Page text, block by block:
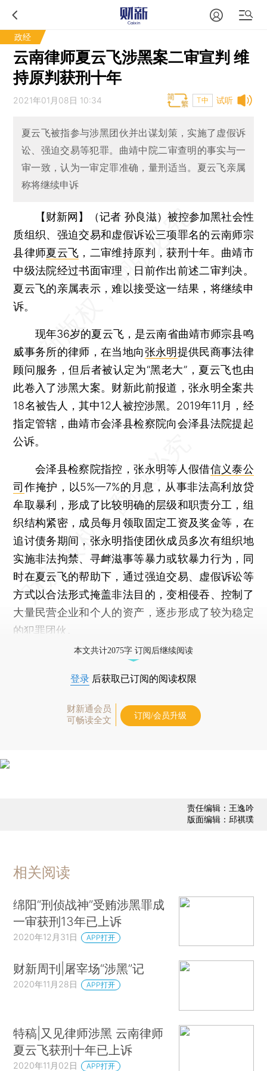
政经
云南律师夏云飞涉黑案二审宣判 维
持原判获刑十年
试听
2021年01月08日 10:34 T中
夏云飞被指参与涉黑团伙并出谋划策，实施了虚假诉
讼、强迫交易等犯罪。曲靖中院二审查明的事实与一
审一致，认为一审定罪准确，量刑适当。夏云飞亲属
称将继续申诉
【财新网】（记者 孙良滋） 被控参加黑社会性
质组织、强迫交易和虚假诉讼三项罪名的云南师宗
县律师夏云飞 ，二审维持原判，获刑十年。曲靖市
中级法院经过书面审理，日前作出前述二审判决。
夏云飞的亲属表示，难以接受这一结果，将继续申
诉。
现年36岁的夏云飞，是云南省曲靖市师宗县鸣
威事务所的律师，在当地向张永明提供民商事法律
顾问服务，但后者被认定为“黑老大”，夏云飞也由
此卷入了涉黑大案。财新此前报道，张永明全案共
18名被告人，其中12人被控涉黑。2019年11月，经
指定管辖，曲靖市会泽县检察院向会泽县法院提起
公诉。
会泽县检察院指控，张永明等人假借信义泰公
司作掩护，以5%—7%的月息，从事非法高利放贷
牟取暴利，形成了比较明确的层级和职责分工，组
织结构紧密，成员每月领取固定工资及奖金等，在
追讨债务期间，张永明指使团伙成员多次有组织地
实施非法拘禁、寻衅滋事等暴力或软暴力行为，同
时在夏云飞的帮助下，通过强迫交易、虚假诉讼等
方式以合法形式掩盖非法目的，变相侵吞、控制了
大量民营企业和个人的资产，逐步形成了较为稳定
的犯罪团伙。
本文共计2075字 订阅后继续阅读
登录 后获取已订阅的阅读权限
财新通会员
可畅读全文
订阅/会员升级
责任编辑：王逸吟
版面编辑：邱祺璞
相关阅读
绵阳“刑侦战神”受贿涉黑罪成
一审获刑13年已上诉
2020年12月31日 APP打开
财新周刊|屠宰场“涉黑”记
2020年11月28日 APP打开
特稿|又见律师涉黑 云南律师
夏云飞获刑十年已上诉
2020年11月02日 APP打开